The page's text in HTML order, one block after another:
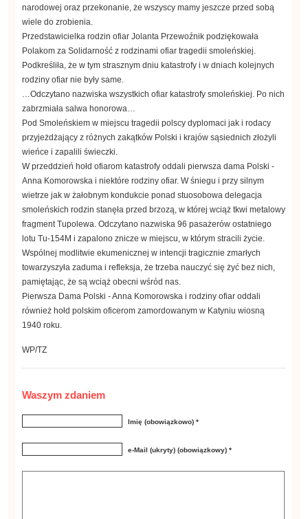
narodowej oraz przekonanie, że wszyscy mamy jeszcze przed sobą
wiele do zrobienia.
Przedstawicielka rodzin ofiar Jolanta Przewoźnik podziękowała
Polakom za Solidarność z rodzinami ofiar tragedii smoleńskiej.
Podkreśliła, że w tym strasznym dniu katastrofy i w dniach kolejnych
rodziny ofiar nie były same.
…Odczytano nazwiska wszystkich ofiar katastrofy smoleńskiej. Po nich
zabrzmiała salwa honorowa…
Pod Smoleńskiem w miejscu tragedii polscy dyplomaci jak i rodacy
przyjeżdżający z różnych zakątków Polski i krajów sąsiednich złożyli
wieńce i zapalili świeczki.
W przeddzień hołd ofiarom katastrofy oddali pierwsza dama Polski -
Anna Komorowska i niektóre rodziny ofiar. W śniegu i przy silnym
wietrze jak w żałobnym kondukcie ponad stuosobowa delegacja
smoleńskich rodzin stanęła przed brzozą, w której wciąż tkwi metalowy
fragment Tupolewa. Odczytano nazwiska 96 pasażerów ostatniego
lotu Tu-154M i zapalono znicze w miejscu, w którym stracili życie.
Wspólnej modlitwie ekumenicznej w intencji tragicznie zmarłych
towarzyszyła zaduma i refleksja, że trzeba nauczyć się żyć bez nich,
pamiętając, że są wciąż obecni wśród nas.
Pierwsza Dama Polski - Anna Komorowska i rodziny ofiar oddali
również hołd polskim oficerom zamordowanym w Katyniu wiosną
1940 roku.
WP/TZ
Waszym zdaniem
Imię (obowiązkowo) *
e-Mail (ukryty) (obowiązkowy) *